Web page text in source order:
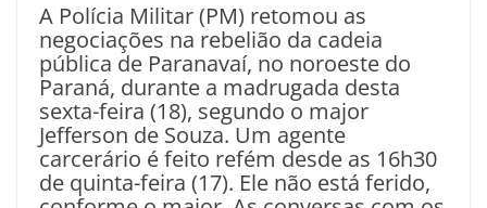
A Polícia Militar (PM) retomou as
negociações na rebelião da cadeia
pública de Paranavaí, no noroeste do
Paraná, durante a madrugada desta
sexta-feira (18), segundo o major
Jefferson de Souza. Um agente
carcerário é feito refém desde as 16h30
de quinta-feira (17). Ele não está ferido,